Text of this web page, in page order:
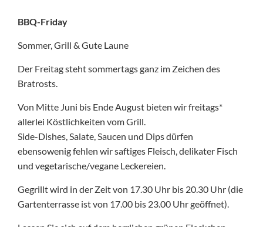
BBQ-Friday
Sommer, Grill & Gute Laune
Der Freitag steht sommertags ganz im Zeichen des
Bratrosts.
Von Mitte Juni bis Ende August bieten wir freitags*
allerlei Köstlichkeiten vom Grill.
Side-Dishes, Salate, Saucen und Dips dürfen
ebensowenig fehlen wir saftiges Fleisch, delikater Fisch
und vegetarische/vegane Leckereien.
Gegrillt wird in der Zeit von 17.30 Uhr bis 20.30 Uhr (die
Gartenterrasse ist von 17.00 bis 23.00 Uhr geöffnet).